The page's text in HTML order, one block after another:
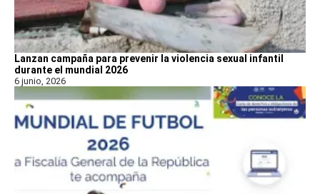
Lanzan campaña para prevenir la violencia sexual infantil
durante el mundial 2026
6 junio, 2026